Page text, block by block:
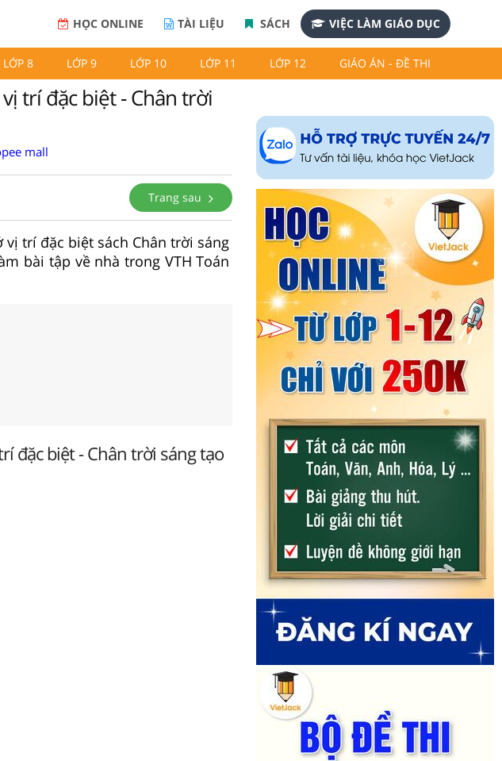
HỌC ONLINE TÀI LIỆU SÁCH VIỆC LÀM GIÁO DỤC
LỚP 8 LỚP 9 LỚP 10 LỚP 11 LỚP 12 GIÁO ÁN - ĐỀ THI
trí đặc biệt - Chân trời
mall
Trang sau
trí đặc biệt sách Chân trời sáng
bài tập về nhà trong VTH Toán
đặc biệt - Chân trời sáng tạo